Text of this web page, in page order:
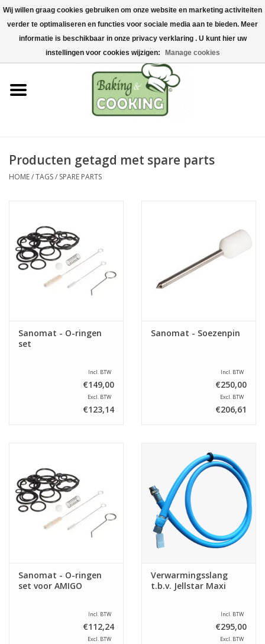
Home
Bak-& kookgerei
Machines & onderdelen
Chocolade & ijsbereiding
Hygiëne & opslag
Acties
Producten getagd met spare parts
HOME/TAGS/ SPARE PARTS
Sanomat - O-ringen
set
Incl. BTW
€149,00
Excl. BTW
€123,14
Sanomat - Soezenpin
Incl. BTW
€250,00
Excl. BTW
€206,61
Sanomat - O-ringen
set voor AMIGO
Incl. BTW
€112,24
Excl. BTW
Verwarmingsslang
t.b.v. Jellstar Maxi
Incl. BTW
€295,00
Excl. BTW
Wij willen graag cookies gebruiken om onze website en marketing activiteiten
verder te optimaliseren en functies voor sociale media aan te bieden. Meer
informatie is beschikbaar in onze privacy verklaring . U kunt hier uw
instellingen voor cookies wijzigen:
Manage cookies